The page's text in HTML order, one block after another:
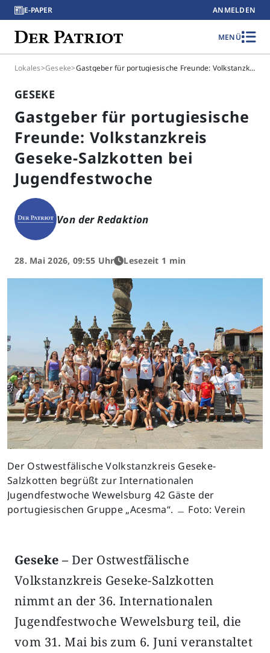
E-PAPER ANMELDEN
MENÜ
Lokales>Geseke> Gastgeber für portugiesische Freunde: Volkstanzkreis Geseke-Salzkotten bei Jugendfestwoche
GESEKE
Gastgeber für portugiesische
Freunde: Volkstanzkreis
Geseke-Salzkotten bei
Jugendfestwoche
Von der Redaktion
28. Mai 2026, 09:55 Uhr Lesezeit 1 min
Der Ostwestfälische Volkstanzkreis Geseke-
Salzkotten begrüßt zur Internationalen
Jugendfestwoche Wewelsburg 42 Gäste der
portugiesischen Gruppe „Acesma“. ﹘ Foto: Verein
Geseke – Der Ostwestfälische
Volkstanzkreis Geseke-Salzkotten
nimmt an der 36. Internationalen
Jugendfestwoche Wewelsburg teil, die
vom 31. Mai bis zum 6. Juni veranstaltet